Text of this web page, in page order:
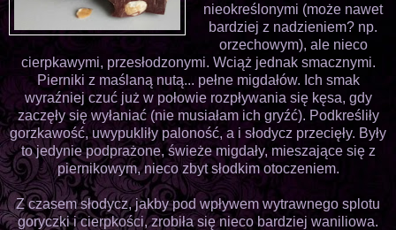
nieokreślonymi (może nawet
bardziej z nadzieniem? np.
orzechowym), ale nieco
cierpkawymi, przesłodzonymi. Wciąż jednak smacznymi.
Pierniki z maślaną nutą... pełne migdałów. Ich smak
wyraźniej czuć już w połowie rozpływania się kęsa, gdy
zaczęły się wyłaniać (nie musiałam ich gryźć). Podkreśliły
gorzkawość, uwypukliły paloność, a i słodycz przecięły. Były
to jedynie podprażone, świeże migdały, mieszające się z
piernikowym, nieco zbyt słodkim otoczeniem.
Z czasem słodycz, jakby pod wpływem wytrawnego splotu
goryczki i cierpkości, zrobiła się nieco bardziej waniliowa.